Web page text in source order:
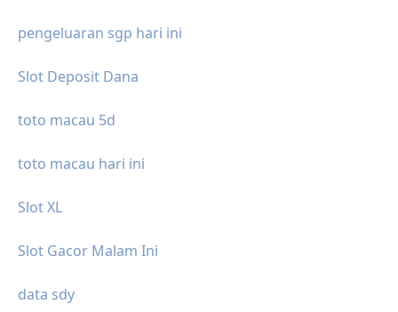
pengeluaran sgp hari ini
Slot Deposit Dana
toto macau 5d
toto macau hari ini
Slot XL
Slot Gacor Malam Ini
data sdy